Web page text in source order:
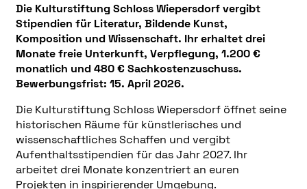
Die Kulturstiftung Schloss Wiepersdorf vergibt
Stipendien für Literatur, Bildende Kunst,
Komposition und Wissenschaft. Ihr erhaltet drei
Monate freie Unterkunft, Verpflegung, 1.200 €
monatlich und 480 € Sachkostenzuschuss.
Bewerbungsfrist: 15. April 2026.
Die Kulturstiftung Schloss Wiepersdorf öffnet seine
historischen Räume für künstlerisches und
wissenschaftliches Schaffen und vergibt
Aufenthaltsstipendien für das Jahr 2027. Ihr
arbeitet drei Monate konzentriert an euren
Projekten in inspirierender Umgebung.